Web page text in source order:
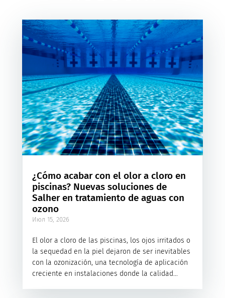
¿Cómo acabar con el olor a cloro en
piscinas? Nuevas soluciones de
Salher en tratamiento de aguas con
ozono
Июл 15, 2026
El olor a cloro de las piscinas, los ojos irritados o
la sequedad en la piel dejaron de ser inevitables
con la ozonización, una tecnología de aplicación
creciente en instalaciones donde la calidad...